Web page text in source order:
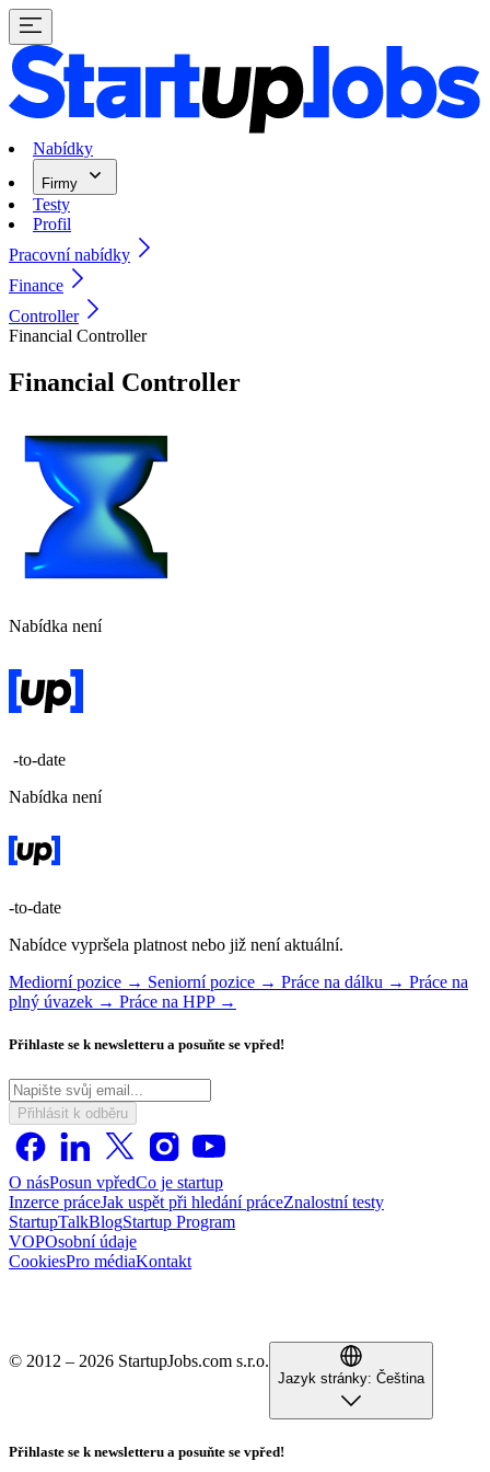
Nabídky
Firmy
Testy
Profil
Pracovní nabídky
Finance
Controller
Financial Controller
Financial Controller
Nabídka není
-to-date
Nabídka není
-to-date
Nabídce vypršela platnost nebo již není aktuální.
Mediorní pozice → Seniorní pozice → Práce na dálku → Práce na
plný úvazek → Práce na HPP →
Přihlaste se k newsletteru a posuňte se vpřed!
Přihlásit k odběru
O násPosun vpředCo je startup
Inzerce práceJak uspět při hledání práceZnalostní testy
StartupTalkBlogStartup Program
VOPOsobní údaje
CookiesPro médiaKontakt
© 2012 – 2026 StartupJobs.com s.r.o.
Jazyk stránky: Čeština
Přihlaste se k newsletteru a posuňte se vpřed!